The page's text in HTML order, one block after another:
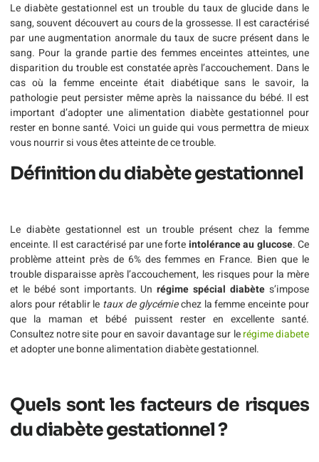
Le diabète gestationnel est un trouble du taux de glucide dans le
sang, souvent découvert au cours de la grossesse. Il est caractérisé
par une augmentation anormale du taux de sucre présent dans le
sang. Pour la grande partie des femmes enceintes atteintes, une
disparition du trouble est constatée après l’accouchement. Dans le
cas où la femme enceinte était diabétique sans le savoir, la
pathologie peut persister même après la naissance du bébé. Il est
important d’adopter une alimentation diabète gestationnel pour
rester en bonne santé. Voici un guide qui vous permettra de mieux
vous nourrir si vous êtes atteinte de ce trouble.
Définition du diabète gestationnel
Le diabète gestationnel est un trouble présent chez la femme
enceinte. Il est caractérisé par une forteintolérance au glucose. Ce
problème atteint près de 6% des femmes en France. Bien que le
trouble disparaisse après l’accouchement, les risques pour la mère
et le bébé sont importants. Unrégime spécial diabète s’impose
alors pour rétablir le taux de glycémiechez la femme enceinte pour
que la maman et bébé puissent rester en excellente santé.
Consultez notre site pour en savoir davantage sur lerégime diabete
et adopter une bonne alimentation diabète gestationnel.
Quels sont les facteurs de risques
du diabète gestationnel ?